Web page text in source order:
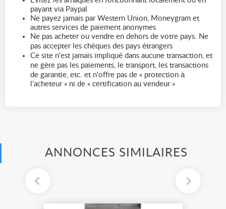
payant via Paypal
Ne payez jamais par Western Union, Moneygram et
autres services de paiement anonymes
Ne pas acheter ou vendre en dehors de votre pays. Ne
pas accepter les chèques des pays étrangers
Ce site n'est jamais impliqué dans aucune transaction, et
ne gère pas les paiements, le transport, les transactions
de garantie, etc. et n'offre pas de « protection à
l’acheteur » ni de « certification au vendeur »
ANNONCES SIMILAIRES